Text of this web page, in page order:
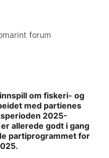
om fiskeri- og
med partienes
2025-
allerede godt i gang
partiprogrammet for